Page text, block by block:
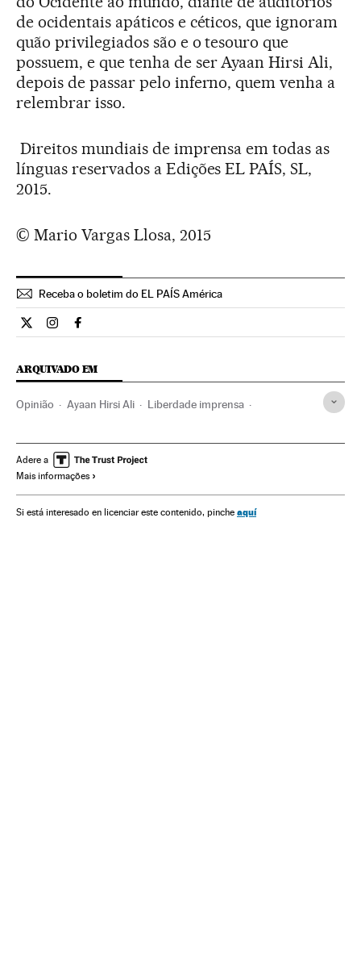
de ocidentais apáticos e céticos, que ignoram
quão privilegiados são e o tesouro que
possuem, e que tenha de ser Ayaan Hirsi Ali,
depois de passar pelo inferno, quem venha a
relembrar isso.
Direitos mundiais de imprensa em todas as
línguas reservados a Edições EL PAÍS, SL,
2015.
© Mario Vargas Llosa, 2015
Receba o boletim do EL PAÍS América
Opiniao El País Brasil en Twitter
Opiniao El País Brasil en Instagram
Opiniao El País Brasil en Facebook
ARQUIVADO EM
Opinião Ayaan Hirsi Ali Liberdade imprensa
Jihadismo Islã Europa Ocidental
Europa Ásia
Comunicação Religião
Adere a
Mais informações
Si está interesado en licenciar este contenido, pinche aquí